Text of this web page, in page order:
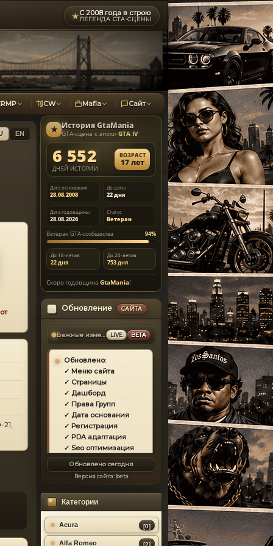
★С 2008 года в строю
ЛЕГЕНДА GTA-СЦЕНЫ
CW Mafia Сайт
EN ★ ИсторияGtaMania
GTA-сцена с эпохи GTA IV
6 552
ДНЕЙ ИСТОРИИ
ВОЗРАСТ
17 лет
Дата основания
28.08.2008
До даты
22 дня
Дата годовщины
28.08.2026
Статус
Ветеран
Ветеран GTA-сообщества
94%
До 18-летия:
22 дня
До 20-летия:
753 дня
Скоро годовщинаGtaMania!
Обновление САЙТА
Важные изменения LIVE BETA
Обновлено:
✓ Меню сайта
✓ Страницы
✓ Дашборд
✓ Права Групп
✓ Дата основания
✓ Регистрация
✓ PDA адаптация
✓ Seo оптимизация
✓ Загрузка страниц
✓ Моды
✓ Главная
✓ Репутация
✓ Золотой коммент
✓ Футер
✓ Форум
Обновлено сегодня
Версия сайта: beta
Категории
Acura [0]
Alfa Romeo [2]